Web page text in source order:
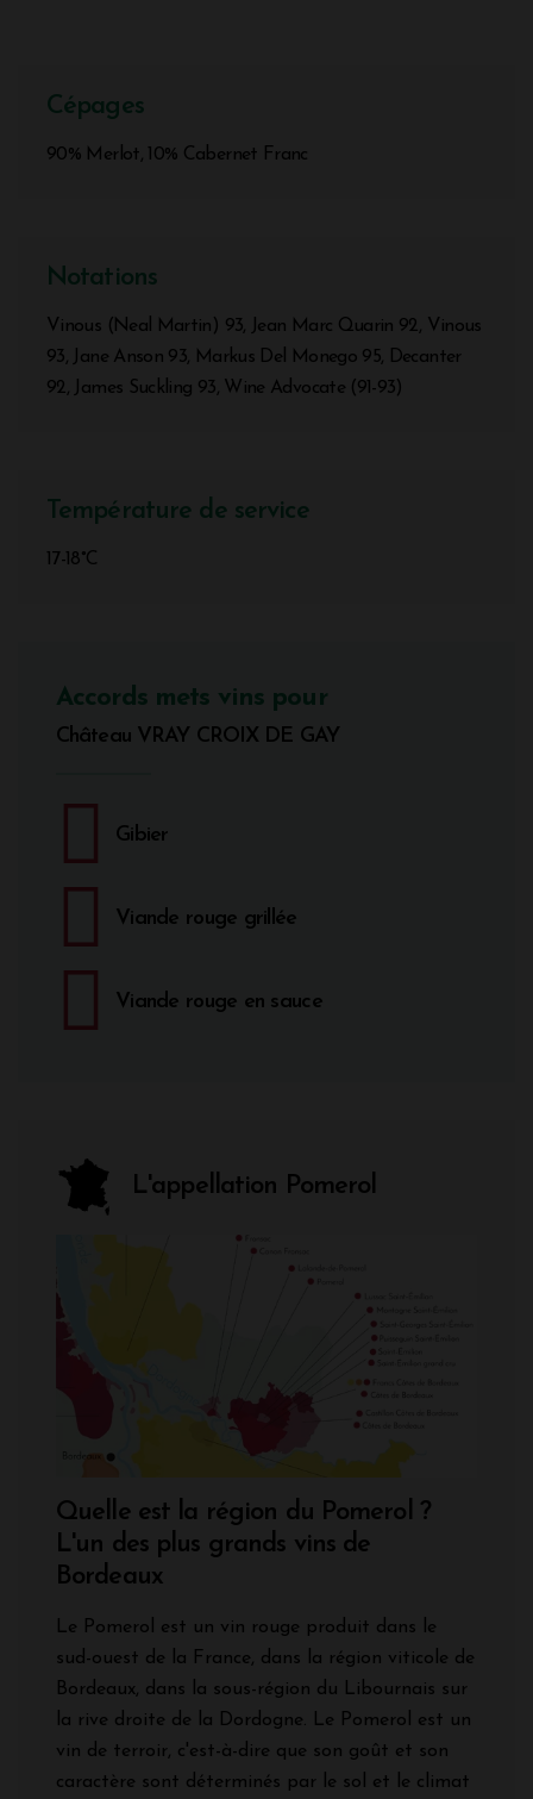
Cépages
90% Merlot, 10% Cabernet Franc
Notations
Vinous (Neal Martin) 93, Jean Marc Quarin 92, Vinous
93, Jane Anson 93, Markus Del Monego 95, Decanter
92, James Suckling 93, Wine Advocate (91-93)
Température de service
17-18°C
Accords mets vins pour
Château VRAY CROIX DE GAY
Gibier
Viande rouge grillée
Viande rouge en sauce
L'appellation Pomerol
Quelle est la région du Pomerol ?
L'un des plus grands vins de
Bordeaux
Le Pomerol est un vin rouge produit dans le
sud-ouest de la France, dans la région viticole de
Bordeaux, dans la sous-région du Libournais sur
la rive droite de la Dordogne. Le Pomerol est un
vin de terroir, c'est-à-dire que son goût et son
caractère sont déterminés par le sol et le climat